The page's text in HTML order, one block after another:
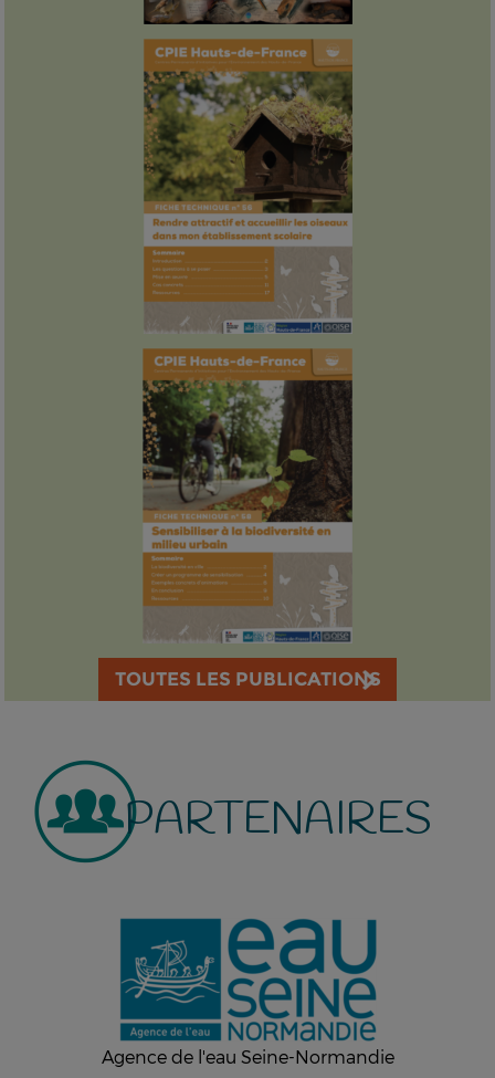
TOUTES LES PUBLICATIONS
PARTENAIRES
Agence de l'eau Seine-Normandie